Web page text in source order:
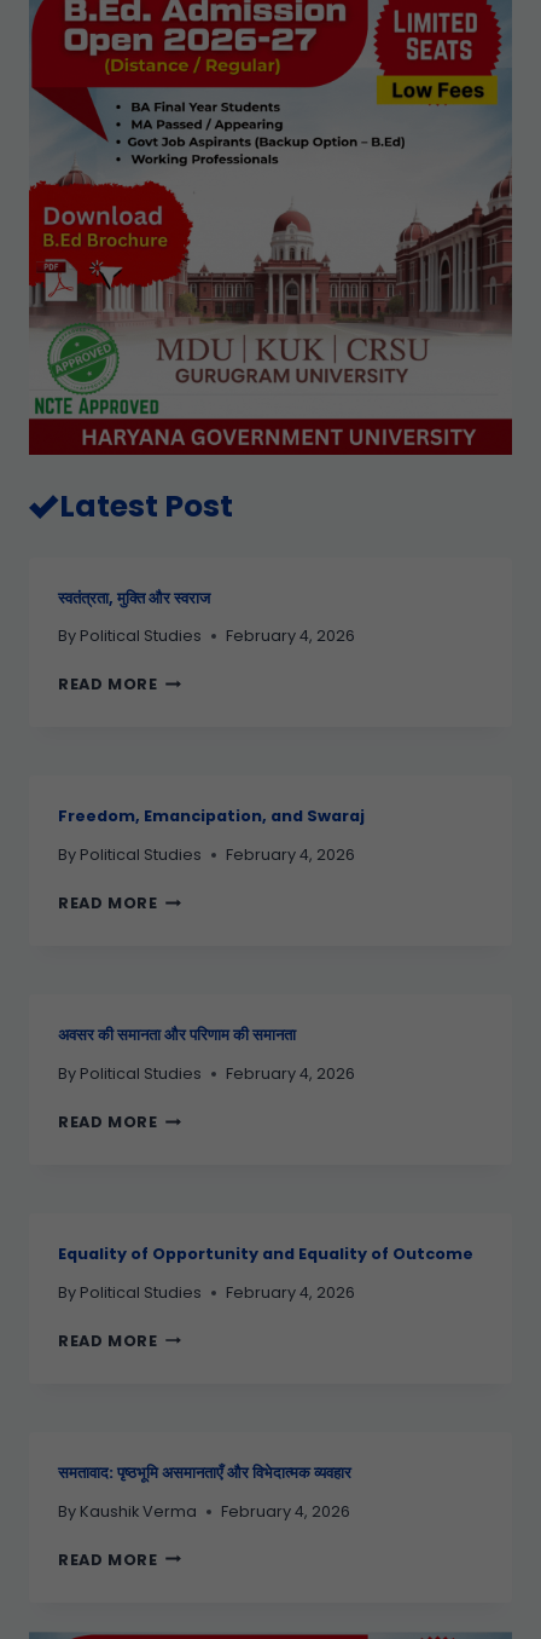
Latest Post
स्वतंत्रता, मुक्ति और स्वराज
By Political Studies February 4, 2026
READ MORE
Freedom, Emancipation, and Swaraj
By Political Studies February 4, 2026
READ MORE
अवसर की समानता और परिणाम की समानता
By Political Studies February 4, 2026
READ MORE
Equality of Opportunity and Equality of Outcome
By Political Studies February 4, 2026
READ MORE
समतावाद: पृष्ठभूमि असमानताएँ और विभेदात्मक व्यवहार
By Kaushik Verma February 4, 2026
READ MORE